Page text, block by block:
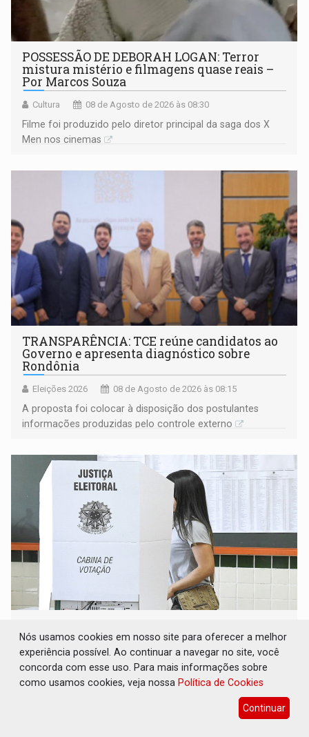
POSSESSÃO DE DEBORAH LOGAN: Terror
mistura mistério e filmagens quase reais –
Por Marcos Souza
Cultura 08 de Agosto de 2026 às 08:30
Filme foi produzido pelo diretor principal da saga dos X
Men nos cinemas
TRANSPARÊNCIA: TCE reúne candidatos ao
Governo e apresenta diagnóstico sobre
Rondônia
Eleições 2026 08 de Agosto de 2026 às 08:15
A proposta foi colocar à disposição dos postulantes
informações produzidas pelo controle externo
representam 52% do eleitorado de Rondônia
em 2026
Eleições 2026 08 de Agosto de 2026 às 08:00
Nós usamos cookies em nosso site para oferecer a melhor
experiência possível. Ao continuar a navegar no site, você
concorda com esse uso. Para mais informações sobre
como usamos cookies, veja nossa Política de Cookies
Continuar